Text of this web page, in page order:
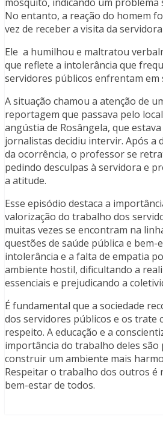
No entanto, a reação do homem
vez de receber a visita da
Ele a humilhou e maltratou
que reflete a intolerância que
servidores públicos enfrentam em
A situação chamou a atenção de
reportagem que passava pelo
angústia de Rosângela, que
jornalistas decidiu intervir. Após a
da ocorrência, o professor se
pedindo desculpas à servidora e
a atitude.
Esse episódio destaca a
valorização do trabalho dos
muitas vezes se encontram na
questões de saúde pública e bem-
intolerância e a falta de empatia
ambiente hostil, dificultando a
essenciais e prejudicando a
É fundamental que a sociedade
dos servidores públicos e os trate
respeito. A educação e a
importância do trabalho deles são
construir um ambiente mais
Respeitar o trabalho dos outros é
bem-estar de todos.